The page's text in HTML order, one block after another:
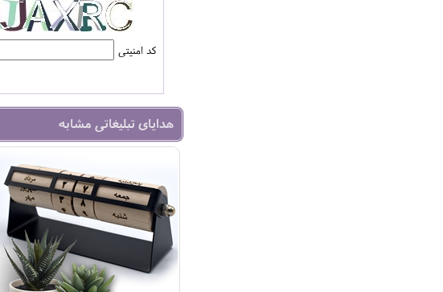
کد امنیتی
هدایای تبلیغاتی مشابه